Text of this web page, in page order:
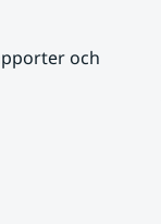
och